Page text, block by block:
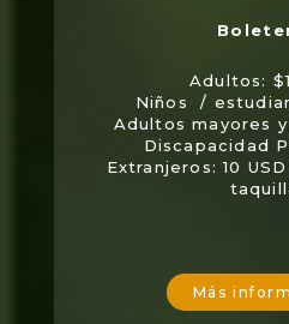
Adultos:
Niños /
Adultos mayores
Discapacidad
Extranjeros: 10
Más